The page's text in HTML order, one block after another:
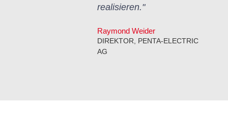
realisieren."
Raymond Weider
DIREKTOR, PENTA-ELECTRIC
AG